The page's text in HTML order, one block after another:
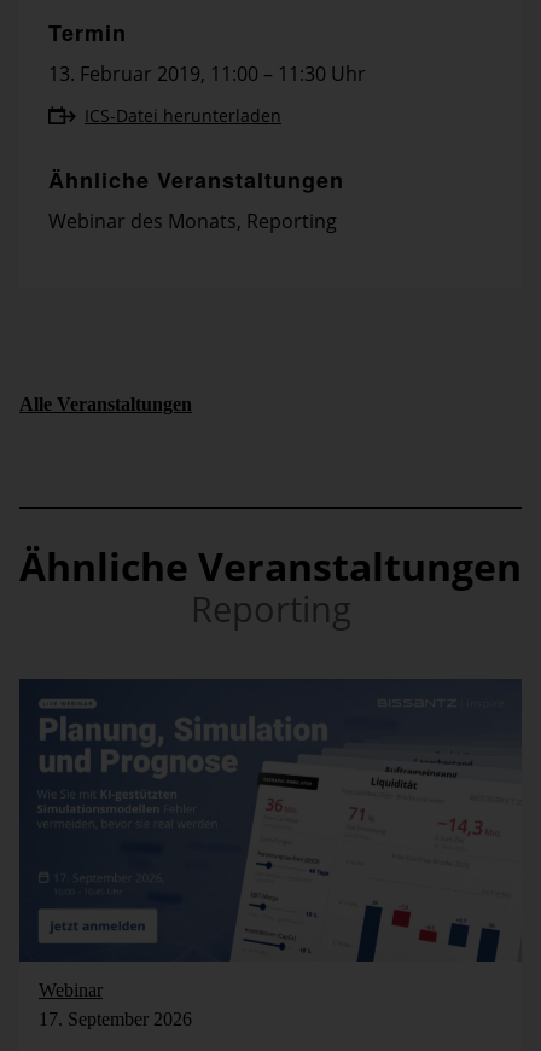
Termin
13. Februar 2019, 11:00 – 11:30 Uhr
ICS-Datei herunterladen
Ähnliche Veranstaltungen
Webinar des Monats, Reporting
Alle Veranstaltungen
Ähnliche Veranstaltungen
Reporting
Webinar
17. September 2026